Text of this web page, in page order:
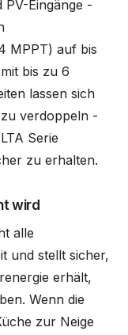
Eingänge -
MPPT) auf bis
bis zu 6
lassen sich
verdoppeln -
Serie
zu erhalten.
wird
alle
und stellt sicher,
erhält,
Wenn die
zur Neige